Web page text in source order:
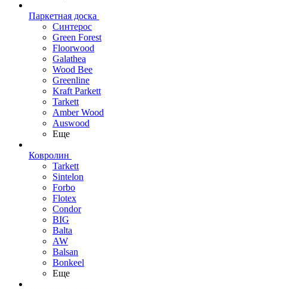
Паркетная доска
Синтерос
Green Forest
Floorwood
Galathea
Wood Bee
Greenline
Kraft Parkett
Tarkett
Amber Wood
Auswood
Еще
Ковролин
Tarkett
Sintelon
Forbo
Flotex
Condor
BIG
Balta
AW
Balsan
Bonkeel
Еще